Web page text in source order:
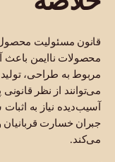
قانون مسئولیت
محصولات ناایمن
مربوط به طراحی،
می‌توانند از نظر
آسیب‌دیده نیاز به
جبران خسارت
می‌کند.